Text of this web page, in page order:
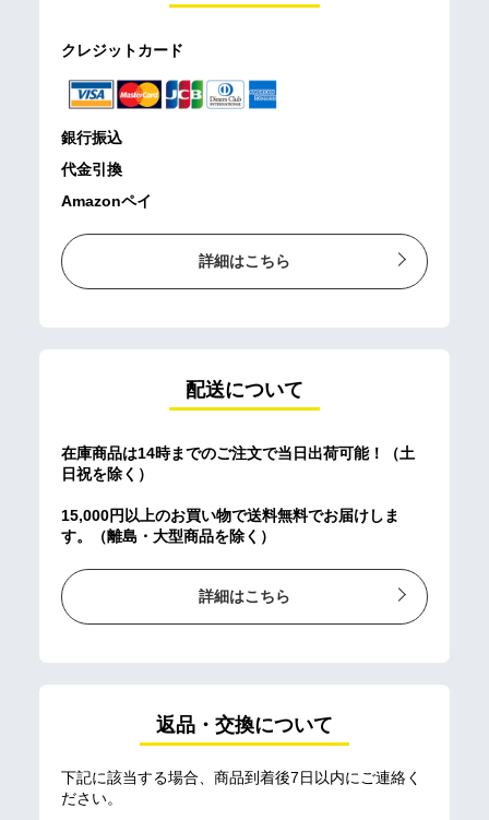
クレジットカード
銀行振込
代金引換
Amazonペイ
詳細はこちら
配送について
在庫商品は14時までのご注文で当日出荷可能！（土
日祝を除く）
15,000円以上のお買い物で送料無料でお届けしま
す。（離島・大型商品を除く）
詳細はこちら
返品・交換について
下記に該当する場合、商品到着後7日以内にご連絡く
ださい。